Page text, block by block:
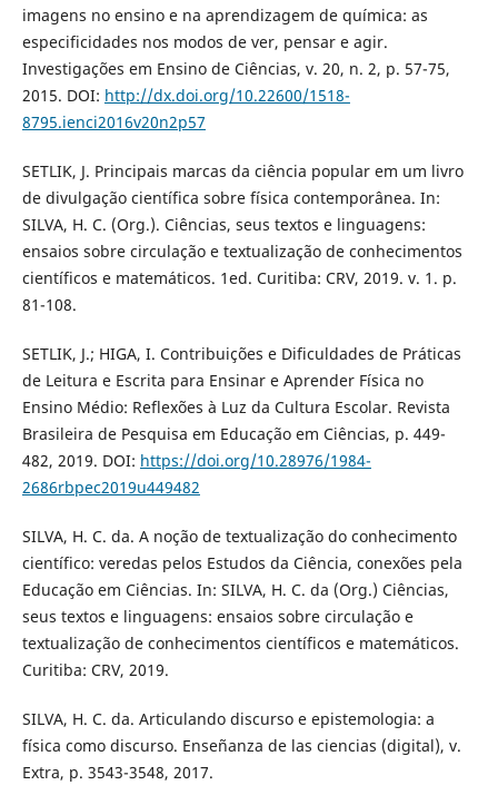
imagens no ensino e na aprendizagem de química: as
especificidades nos modos de ver, pensar e agir.
Investigações em Ensino de Ciências, v. 20, n. 2, p. 57-75,
2015. DOI: http://dx.doi.org/10.22600/1518-
8795.ienci2016v20n2p57
SETLIK, J. Principais marcas da ciência popular em um livro
de divulgação científica sobre física contemporânea. In:
SILVA, H. C. (Org.). Ciências, seus textos e linguagens:
ensaios sobre circulação e textualização de conhecimentos
científicos e matemáticos. 1ed. Curitiba: CRV, 2019. v. 1. p.
81-108.
SETLIK, J.; HIGA, I. Contribuições e Dificuldades de Práticas
de Leitura e Escrita para Ensinar e Aprender Física no
Ensino Médio: Reflexões à Luz da Cultura Escolar. Revista
Brasileira de Pesquisa em Educação em Ciências, p. 449-
482, 2019. DOI: https://doi.org/10.28976/1984-
2686rbpec2019u449482
SILVA, H. C. da. A noção de textualização do conhecimento
científico: veredas pelos Estudos da Ciência, conexões pela
Educação em Ciências. In: SILVA, H. C. da (Org.) Ciências,
seus textos e linguagens: ensaios sobre circulação e
textualização de conhecimentos científicos e matemáticos.
Curitiba: CRV, 2019.
SILVA, H. C. da. Articulando discurso e epistemologia: a
física como discurso. Enseñanza de las ciencias (digital), v.
Extra, p. 3543-3548, 2017.